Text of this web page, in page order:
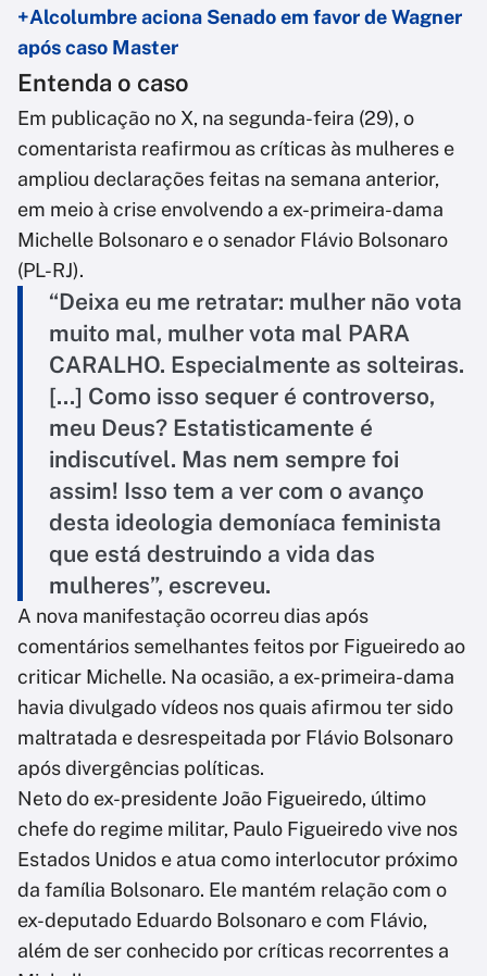
+Alcolumbre aciona Senado em favor de Wagner
após caso Master
Entenda o caso
Em publicação no X, na segunda-feira (29), o
comentarista reafirmou as críticas às mulheres e
ampliou declarações feitas na semana anterior,
em meio à crise envolvendo a ex-primeira-dama
Michelle Bolsonaro e o senador Flávio Bolsonaro
(PL-RJ).
“Deixa eu me retratar: mulher não vota
muito mal, mulher vota mal PARA
CARALHO. Especialmente as solteiras.
[...] Como isso sequer é controverso,
meu Deus? Estatisticamente é
indiscutível. Mas nem sempre foi
assim! Isso tem a ver com o avanço
desta ideologia demoníaca feminista
que está destruindo a vida das
mulheres”, escreveu.
A nova manifestação ocorreu dias após
comentários semelhantes feitos por Figueiredo ao
criticar Michelle. Na ocasião, a ex-primeira-dama
havia divulgado vídeos nos quais afirmou ter sido
maltratada e desrespeitada por Flávio Bolsonaro
após divergências políticas.
Neto do ex-presidente João Figueiredo, último
chefe do regime militar, Paulo Figueiredo vive nos
Estados Unidos e atua como interlocutor próximo
da família Bolsonaro. Ele mantém relação com o
ex-deputado Eduardo Bolsonaro e com Flávio,
além de ser conhecido por críticas recorrentes a